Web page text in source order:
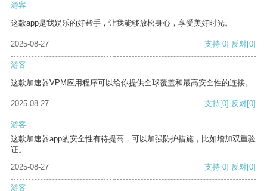
游客
这款app是我娱乐的好帮手，让我能够放松身心，享受美好时光。
2025-08-27 支持[0] 反对[0]
游客
这款加速器VPM应用程序可以给你提供全球覆盖和最高安全性的连接。
2025-08-27 支持[0] 反对[0]
游客
这款加速器app的安全性有待提高，可以加强防护措施，比如增加双重验
证。
2025-08-27
支持[0] 反对[0]
游客